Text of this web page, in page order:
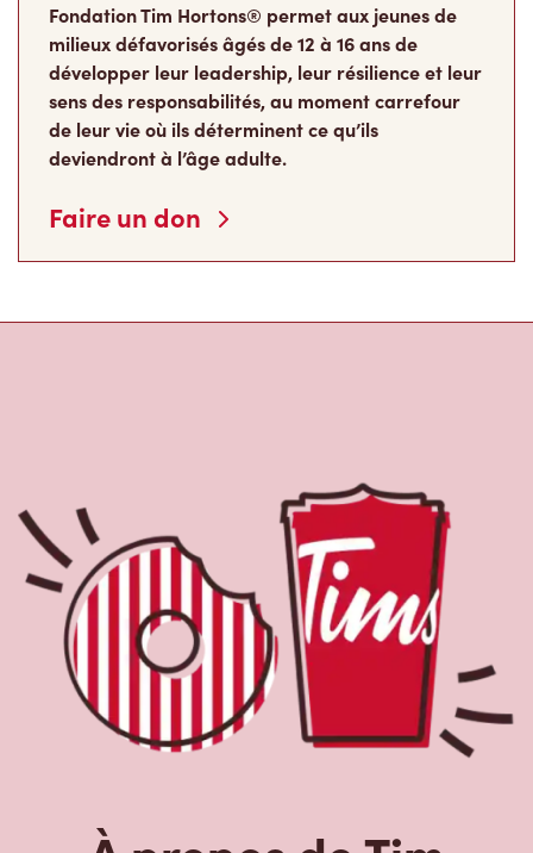
Fondation Tim Hortons® permet aux jeunes de
milieux défavorisés âgés de 12 à 16 ans de
développer leur leadership, leur résilience et leur
sens des responsabilités, au moment carrefour
de leur vie où ils déterminent ce qu’ils
deviendront à l’âge adulte.
Faire un don